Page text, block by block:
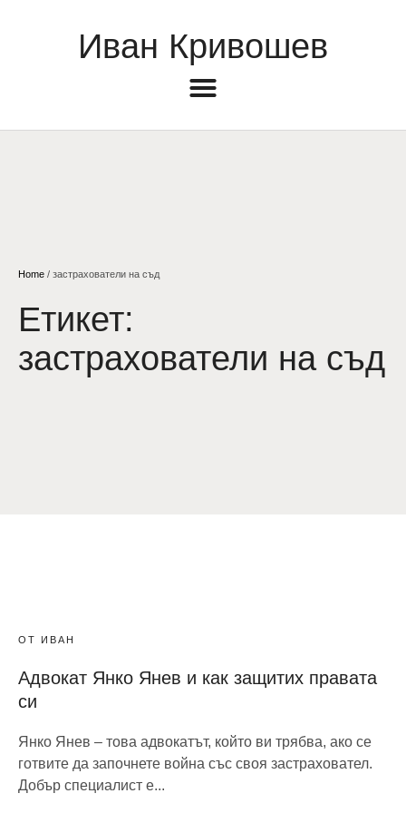
Иван Кривошев
Home / застрахователи на съд
Етикет:
застрахователи на съд
ОТ ИВАН
Адвокат Янко Янев и как защитих правата
си
Янко Янев – това адвокатът, който ви трябва, ако се
готвите да започнете война със своя застраховател.
Добър специалист е...